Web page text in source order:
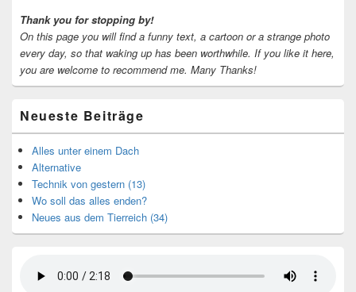
Thank you for stopping by!
On this page you will find a funny text, a cartoon or a strange photo
every day, so that waking up has been worthwhile. If you like it here,
you are welcome to recommend me. Many Thanks!
Neueste Beiträge
Alles unter einem Dach
Alternative
Technik von gestern (13)
Wo soll das alles enden?
Neues aus dem Tierreich (34)